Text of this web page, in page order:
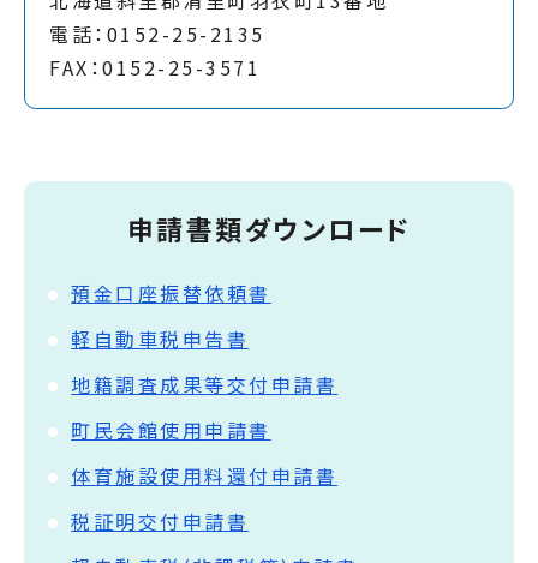
電話：0152-25-2135
FAX：0152-25-3571
申請書類ダウンロード
預金口座振替依頼書
軽自動車税申告書
地籍調査成果等交付申請書
町民会館使用申請書
体育施設使用料還付申請書
税証明交付申請書